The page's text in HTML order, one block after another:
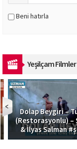
Beni hatırla
Yeşilçam Filmler
Dolap Beygiri –
(Restorasyonlu) –
& İlyas Salman